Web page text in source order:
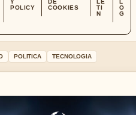
Y
POLICY
DE
COOKIES
LE
TI
N
L
O
G
POLITICA TECNOLOGIA